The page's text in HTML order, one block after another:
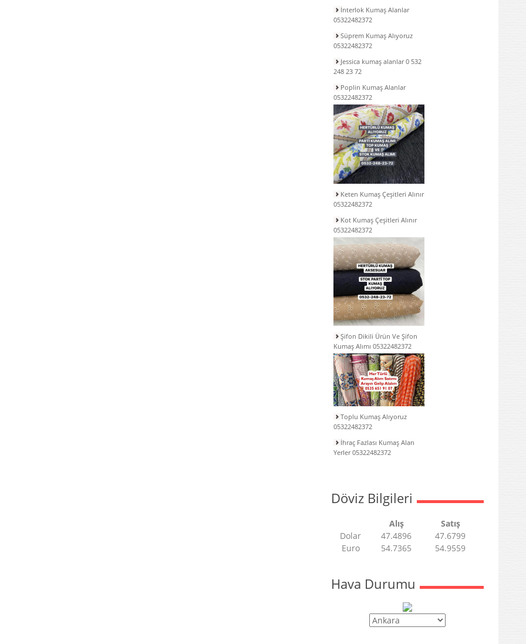
İnterlok Kumaş Alanlar
05322482372
Süprem Kumaş Alıyoruz
05322482372
Jessica kumaş alanlar 0 532
248 23 72
Poplin Kumaş Alanlar
05322482372
Keten Kumaş Çeşitleri Alınır
05322482372
Kot Kumaş Çeşitleri Alınır
05322482372
Şifon Dikili Ürün Ve Şifon
Kumaş Alımı 05322482372
Toplu Kumaş Alıyoruz
05322482372
İhraç Fazlası Kumaş Alan
Yerler 05322482372
Döviz Bilgileri
Alış
Satış
Dolar
47.4896
47.6799
Euro
54.7365 54.9559
Hava Durumu